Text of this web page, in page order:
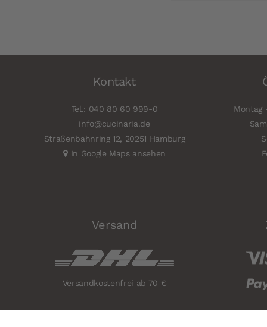
Kontakt
Tel.: 040 80 60 999-0
info@cucinaria.de
Straßenbahnring 12, 20251 Hamburg
In Google Maps ansehen
Montag
Versand
Versandkostenfrei ab 70 €